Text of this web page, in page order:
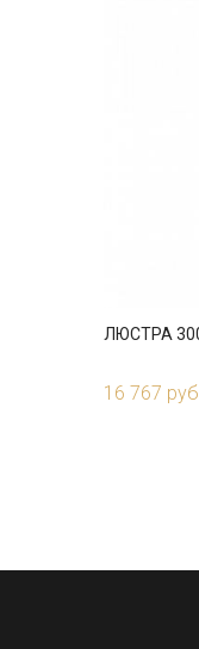
ЛЮСТРА
16 767